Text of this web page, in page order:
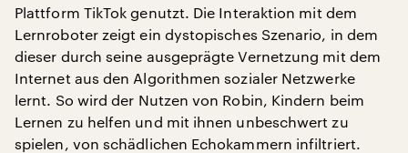
Plattform TikTok genutzt. Die Interaktion mit dem
Lernroboter zeigt ein dystopisches Szenario, in dem
dieser durch seine ausgeprägte Vernetzung mit dem
Internet aus den Algorithmen sozialer Netzwerke
lernt. So wird der Nutzen von Robin, Kindern beim
Lernen zu helfen und mit ihnen unbeschwert zu
spielen, von schädlichen Echokammern infiltriert.